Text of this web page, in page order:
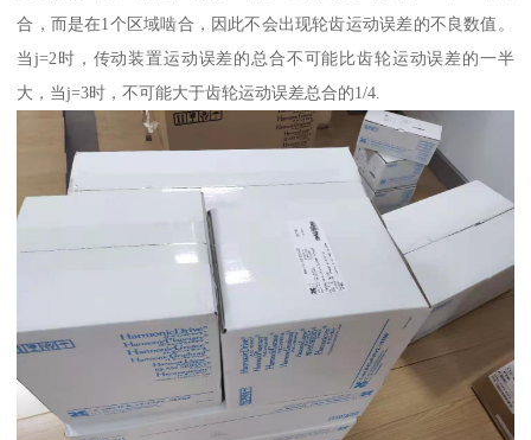
合，而是在1个区域啮合，因此不会出现轮齿运动误差的不良数值。
当j=2时，传动装置运动误差的总合不可能比齿轮运动误差的一半
大，当j=3时，不可能大于齿轮运动误差总合的1/4.